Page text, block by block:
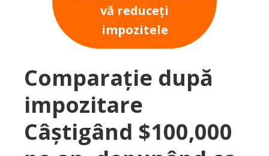
vă reduceți
impozitele
Comparație după
impozitare
Câștigând $100,000